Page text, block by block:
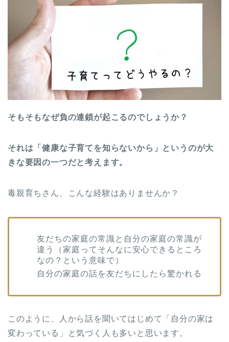
そもそもなぜ負の連鎖が起こるのでしょうか？
それは「健康な子育てを知らないから」というのが大
きな要因の一つだと考えます。
毒親育ちさん、こんな経験はありませんか？
友だちの家庭の常識と自分の家庭の常識が
違う（家庭ってそんなに安心できるところ
なの？という意味で）
自分の家庭の話を友だちにしたら驚かれる
このように、人から話を聞いてはじめて「自分の家は
変わっている」と気づく人も多いと思います。